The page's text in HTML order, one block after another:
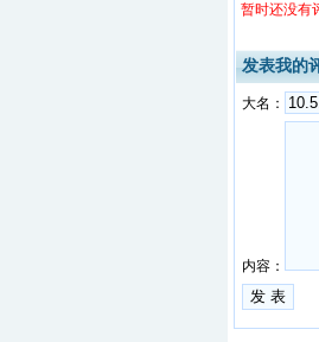
暂时还没有
发表我的
大名：
内容：